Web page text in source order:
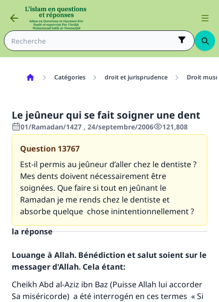
Catégories droit et jurisprudence Droit
Le jeûneur qui se fait soigner une dent
01/Ramadan/1427 , 24/septembre/2006 121,808
Question 13767
Est-il permis au jeûneur d’aller chez le dentiste ?
Mes dents doivent nécessairement être
soignées. Que faire si tout en jeûnant le
Ramadan je me rends chez le dentiste et
absorbe quelque chose inintentionnellement ?
la réponse
Louange à Allah. Bénédiction et salut soient sur le
messager d'Allah. Cela étant:
Cheikh Abd al-Aziz ibn Baz (Puisse Allah lui accorder
Sa miséricorde) a été interrogén en ces termes « Si